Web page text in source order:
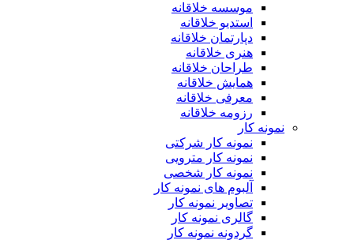
موسسه خلاقانه
استدیو خلاقانه
دپارتمان خلاقانه
هنری خلاقانه
طراحان خلاقانه
همایش خلاقانه
معرفی خلاقانه
رزومه خلاقانه
نمونه کار
نمونه کار شرکتی
نمونه کار مترویی
نمونه کار شخصی
آلبوم های نمونه کار
تصاویر نمونه کار
گالری نمونه کار
گردونه نمونه کار